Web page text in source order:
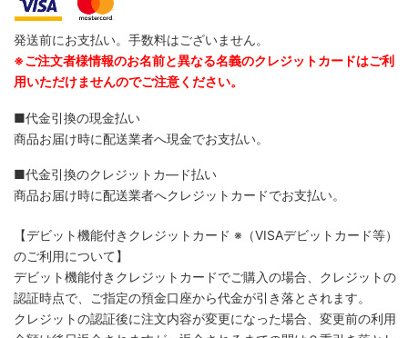
発送前にお支払い。手数料はございません。
※ご注文者様情報のお名前と異なる名義のクレジットカードはご利
用いただけませんのでご注意ください。
■代金引換の現金払い
商品お届け時に配送業者へ現金でお支払い。
■代金引換のクレジットカ―ド払い
商品お届け時に配送業者へクレジットカードでお支払い。
【デビット機能付きクレジットカード ※（VISAデビットカード等）
のご利用について】
デビット機能付きクレジットカードでご購入の場合、クレジットの
認証時点で、ご指定の預金口座から代金が引き落とされます。
クレジットの認証後に注文内容が変更になった場合、変更前の利用